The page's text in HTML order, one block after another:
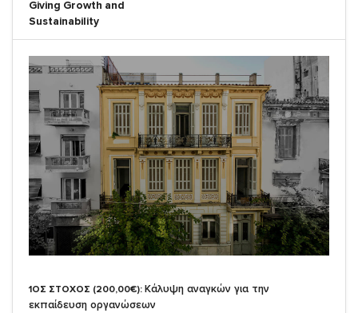
Giving Growth and
Sustainability
1ΟΣ ΣΤΟΧΟΣ (200,00€): Κάλυψη αναγκών για την
εκπαίδευση οργανώσεων